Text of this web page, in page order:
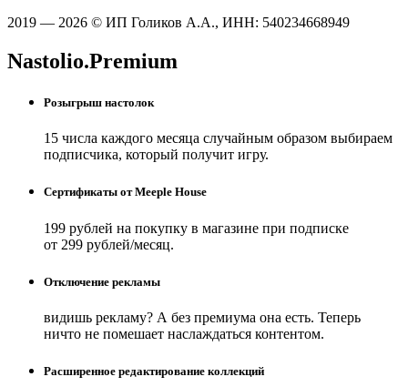
2019 — 2026 © ИП Голиков А.А., ИНН: 540234668949
Nastolio.Premium
Розыгрыш настолок
15 числа каждого месяца случайным образом выбираем
подписчика, который получит игру.
Сертификаты от Meeple House
199 рублей на покупку в магазине при подписке
от 299 рублей/месяц.
Отключение рекламы
видишь рекламу? А без премиума она есть. Теперь
ничто не помешает наслаждаться контентом.
Расширенное редактирование коллекций